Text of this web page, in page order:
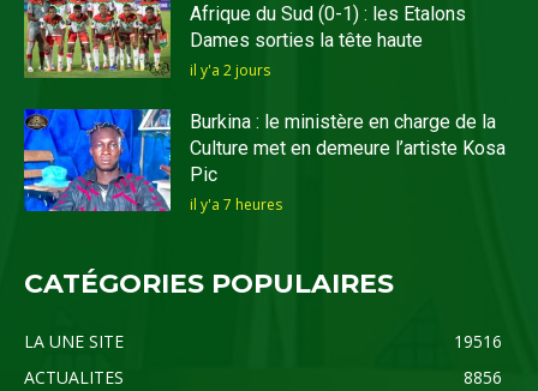
Afrique du Sud (0-1) : les Etalons
Dames sorties la tête haute
il y'a 2 jours
Burkina : le ministère en charge de la
Culture met en demeure l’artiste Kosa
Pic
il y'a 7 heures
CATÉGORIES POPULAIRES
LA UNE SITE
19516
ACTUALITES
8856